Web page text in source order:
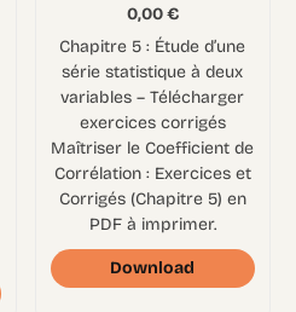
0,00€
Chapitre 5 : Étude d’une
série statistique à deux
variables – Télécharger
exercices corrigés
Maîtriser le Coefficient de
Corrélation : Exercices et
Corrigés (Chapitre 5) en
PDF à imprimer.
Download